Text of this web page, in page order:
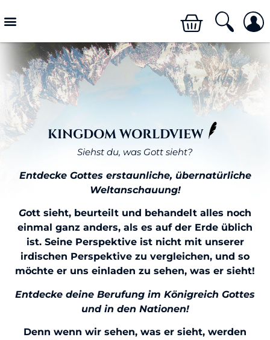
KINGDOM WORLDVIEW​
Siehst du, was Gott sieht?
Entdecke Gottes erstaunliche, übernatürliche
Weltanschauung!
Gott sieht, beurteilt und behandelt alles noch
einmal ganz anders, als es auf der Erde üblich
ist. Seine Perspektive ist nicht mit unserer
irdischen Perspektive zu vergleichen, und so
möchte er uns einladen zu sehen, was er sieht!
Entdecke deine Berufung im Königreich Gottes
und in den Nationen!
Denn wenn wir sehen, was er sieht, werden